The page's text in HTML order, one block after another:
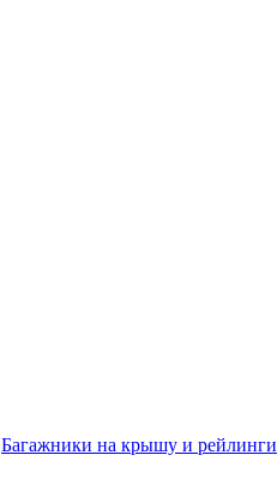
Багажники на крышу и рейлинги